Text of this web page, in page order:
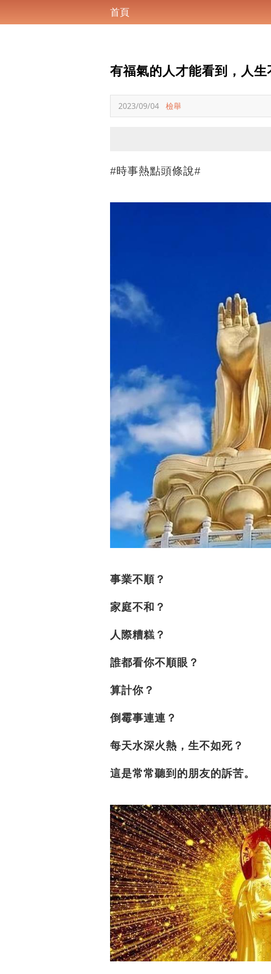
首頁
有福氣的人才能看到，人生
2023/09/04 檢舉
#時事熱點頭條說#
事業不順？
家庭不和？
人際糟糕？
誰都看你不順眼？
算計你？
倒霉事連連？
每天水深火熱，生不如死？
這是常常聽到的朋友的訴苦。